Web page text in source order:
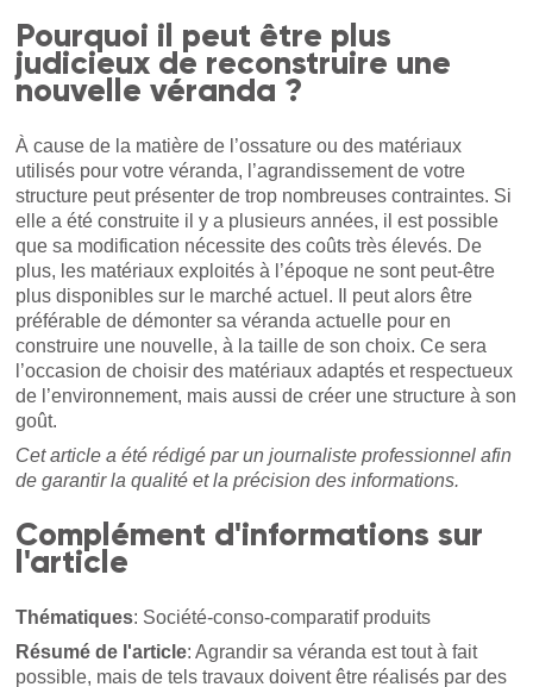
Pourquoi il peut être plus
judicieux de reconstruire une
nouvelle véranda ?
À cause de la matière de l’ossature ou des matériaux
utilisés pour votre véranda, l’agrandissement de votre
structure peut présenter de trop nombreuses contraintes. Si
elle a été construite il y a plusieurs années, il est possible
que sa modification nécessite des coûts très élevés. De
plus, les matériaux exploités à l’époque ne sont peut-être
plus disponibles sur le marché actuel. Il peut alors être
préférable de démonter sa véranda actuelle pour en
construire une nouvelle, à la taille de son choix. Ce sera
l’occasion de choisir des matériaux adaptés et respectueux
de l’environnement, mais aussi de créer une structure à son
goût.
Cet article a été rédigé par un journaliste professionnel afin
de garantir la qualité et la précision des informations.
Complément d'informations sur
l'article
Thématiques: Société-conso-comparatif produits
Résumé de l'article: Agrandir sa véranda est tout à fait
possible, mais de tels travaux doivent être réalisés par des